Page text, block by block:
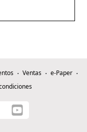
Ventas
e-Paper